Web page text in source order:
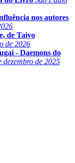
nos autores
de Taiyo
de 2026
- Daemons do
dezembro de 2025